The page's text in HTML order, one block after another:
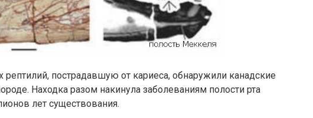
пострадавшую от кариеса, обнаружили канадские
Находка разом накинула заболеваниям полости рта
лет существования.